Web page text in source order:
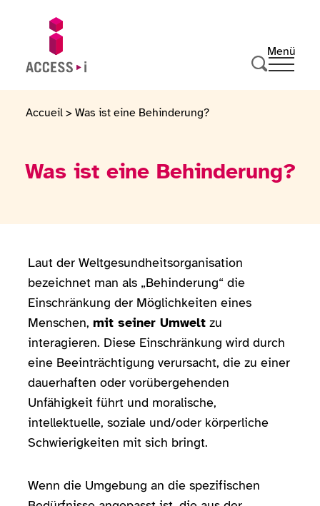
Zum Inhalt springen
Menü
Ouvrir
Accueil > Was ist eine Behinderung?
Was ist eine Behinderung?
Laut der Weltgesundheitsorganisation
bezeichnet man als „Behinderung“ die
Einschränkung der Möglichkeiten eines
Menschen, mit seiner Umweltzu
interagieren. Diese Einschränkung wird durch
eine Beeinträchtigung verursacht, die zu einer
dauerhaften oder vorübergehenden
Unfähigkeit führt und moralische,
intellektuelle, soziale und/oder körperliche
Schwierigkeiten mit sich bringt.
Wenn die Umgebung an die spezifischen